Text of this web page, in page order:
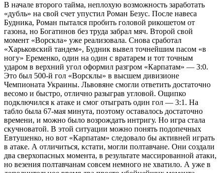
В начале второго тайма, неплохую возможность заработать
«дубль» на свой счет упустил Роман Безус. После навеса
Будника, Роман пытался пробить головой рикошетом от
газона, но Богатинов без труда забрал мяч. Второй свой
момент «Ворскла» уже реализовала. Снова сработал
«Харьковский тандем», Будник вывел точнейшим пасом «в
ногу» Еременко, один на один с вратарем и тот точным
ударом в верхний угол оформил разгром «Карпатам» — 3:0.
Это был 500-й гол «Ворсклы» в высшем дивизионе
Чемпионата Украины. Львовяне смогли ответить достаточно
весомо и быстро, отлично разыграв угловой. Ощипко
подключился к атаке и смог отыграть один гол — 3:1. На
табло была 67-мая минута, поэтому оставалось достаточно
времени, и можно было возрождать интригу. Но игра стала
скучноватой. В этой ситуации можно понять подопечных
Евтушенко, но вот «Карпатам» следовало бы активней играть
в атаке. А отличиться, кстати, могли полтавчане. Они создали
два сверхопасных момента, в результате массированной атаки,
но везения полтавчанам совсем немного не хватило. А уже в